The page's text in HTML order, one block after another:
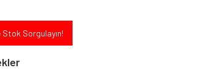
Stok Sorgulayın!